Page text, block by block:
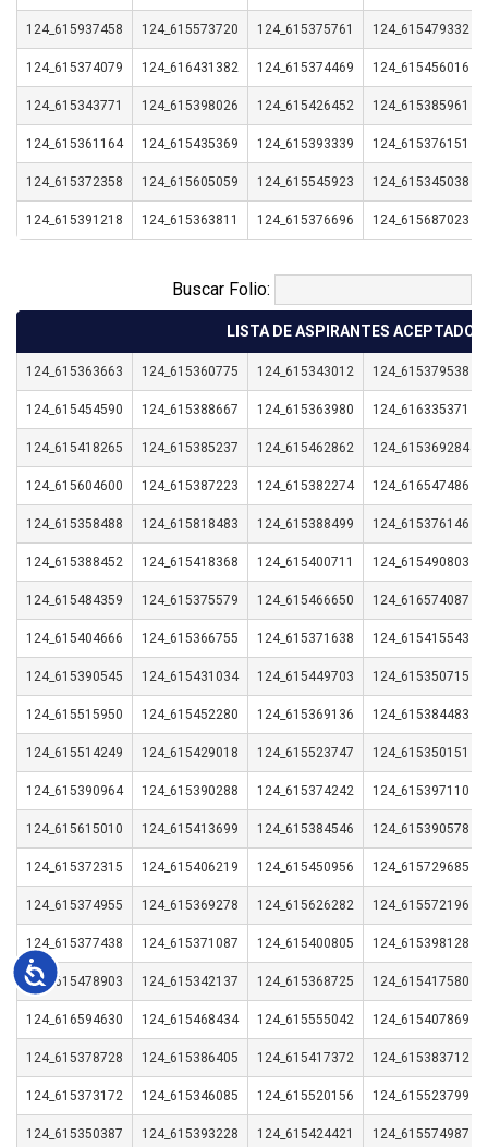
Accesibilidad
124_615937458 124_615573720 124_615375761 124_615479332
124_615374079 124_616431382 124_615374469 124_615456016
124_615343771 124_615398026 124_615426452 124_615385961
124_615361164 124_615435369 124_615393339 124_615376151
124_615372358 124_615605059 124_615545923 124_615345038
124_615391218 124_615363811 124_615376696 124_615687023
Buscar Folio:
LISTA DE ASPIRANTES
124_615363663 124_615360775 124_615343012 124_615379538
124_615454590 124_615388667 124_615363980 124_616335371
124_615418265 124_615385237 124_615462862 124_615369284
124_615604600 124_615387223 124_615382274 124_616547486
124_615358488 124_615818483 124_615388499 124_615376146
124_615388452 124_615418368 124_615400711 124_615490803
124_615484359 124_615375579 124_615466650 124_616574087
124_615404666 124_615366755 124_615371638 124_615415543
124_615390545 124_615431034 124_615449703 124_615350715
124_615515950 124_615452280 124_615369136 124_615384483
124_615514249 124_615429018 124_615523747 124_615350151
124_615390964 124_615390288 124_615374242 124_615397110
124_615615010 124_615413699 124_615384546 124_615390578
124_615372315 124_615406219 124_615450956 124_615729685
124_615374955 124_615369278 124_615626282 124_615572196
124_615377438 124_615371087 124_615400805 124_615398128
124_615478903 124_615342137 124_615368725 124_615417580
124_616594630 124_615468434 124_615555042 124_615407869
124_615378728 124_615386405 124_615417372 124_615383712
124_615373172 124_615346085 124_615520156 124_615523799
124_615350387 124_615393228 124_615424421 124_615574987